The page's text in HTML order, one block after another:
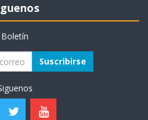
Boletín
Suscribirse